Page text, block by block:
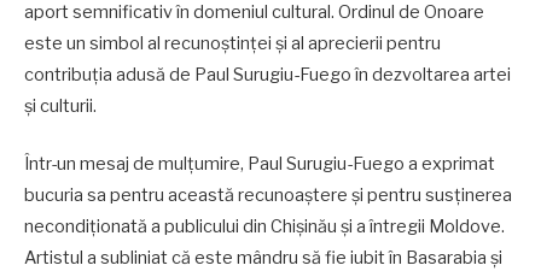
aport semnificativ în domeniul cultural. Ordinul de Onoare
este un simbol al recunoștinței și al aprecierii pentru
contribuția adusă de Paul Surugiu-Fuego în dezvoltarea artei
și culturii.
Într-un mesaj de mulțumire, Paul Surugiu-Fuego a exprimat
bucuria sa pentru această recunoaștere și pentru susținerea
necondiționată a publicului din Chișinău și a întregii Moldove.
Artistul a subliniat că este mândru să fie iubit în Basarabia și